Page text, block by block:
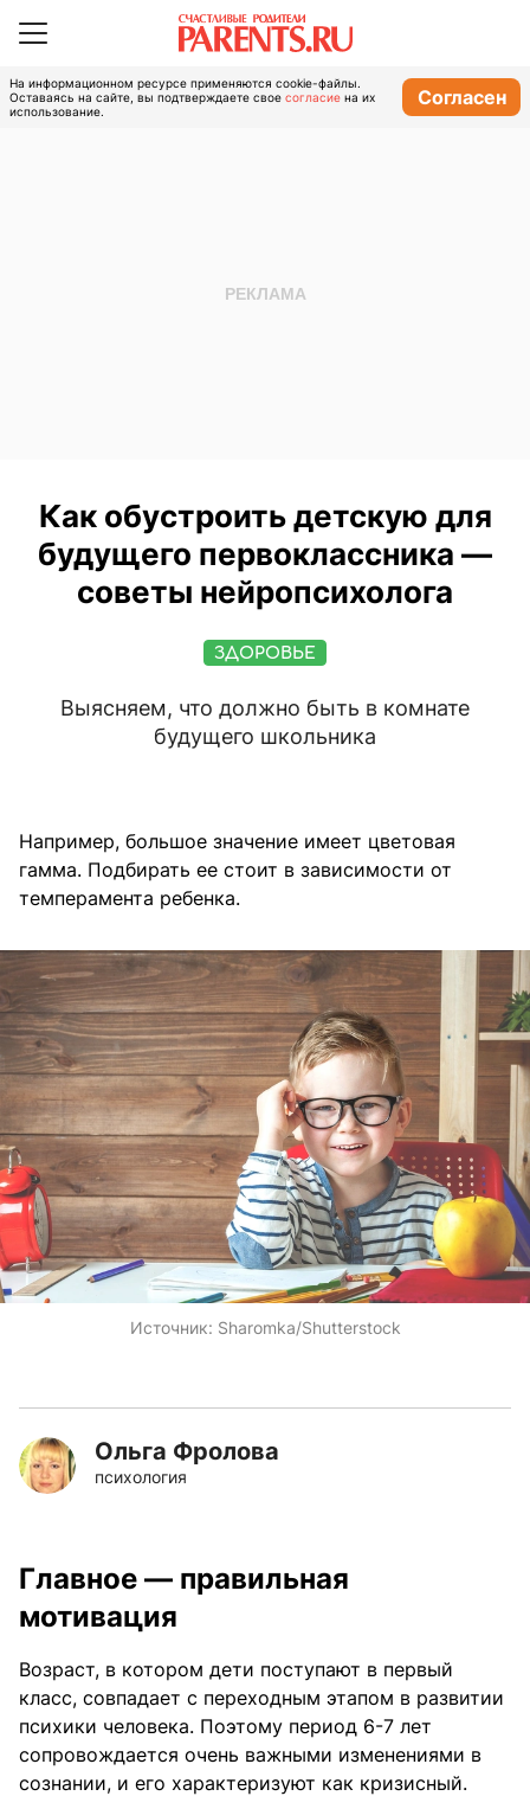
На информационном ресурсе применяются cookie-файлы.
Оставаясь на сайте, вы подтверждаете свое согласие на их
использование.
Согласен
Как обустроить детскую для
будущего первоклассника —
советы нейропсихолога
ЗДОРОВЬЕ
Выясняем, что должно быть в комнате
будущего школьника
Например, большое значение имеет цветовая
гамма. Подбирать ее стоит в зависимости от
темперамента ребенка.
Источник: Sharomka/Shutterstock
Ольга Фролова
психология
Главное — правильная
мотивация
Возраст, в котором дети поступают в первый
класс, совпадает с переходным этапом в развитии
психики человека. Поэтому период 6-7 лет
сопровождается очень важными изменениями в
сознании, и его характеризуют как кризисный.